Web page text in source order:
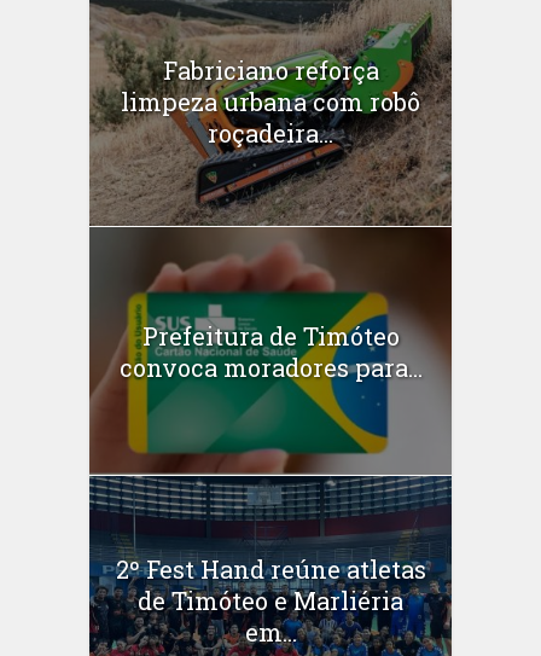
Fabriciano reforça
limpeza urbana com robô
roçadeira...
Prefeitura de Timóteo
convoca moradores para...
2º Fest Hand reúne atletas
de Timóteo e Marliéria
em...